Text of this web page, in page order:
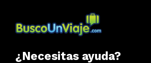
¿Necesitas ayuda?